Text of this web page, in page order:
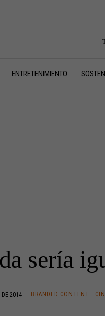
ENTRETENIMIENTO
sería
DE 2014 BRANDED CONTENT ·